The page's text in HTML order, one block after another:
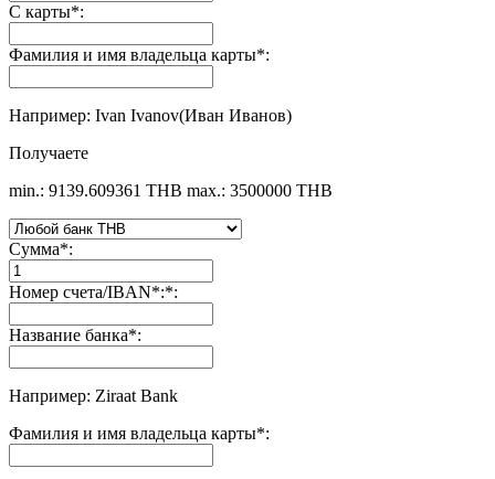
С карты*:
Фамилия и имя владельца карты*:
Например: Ivan Ivanov(Иван Иванов)
Получаете
min.: 9139.609361 THB max.: 3500000 THB
Сумма*:
Номер счета/IBAN*:*:
Название банка*:
Например: Ziraat Bank
Фамилия и имя владельца карты*: